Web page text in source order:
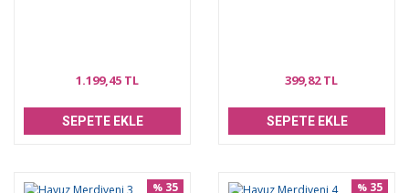
1.199,45 TL
SEPETE EKLE
399,82 TL
SEPETE EKLE
% 35 % 35